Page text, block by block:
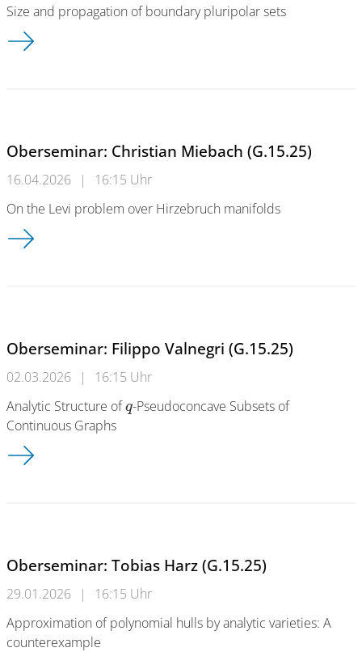
Size and propagation of boundary pluripolar sets
Oberseminar: Mårten Nilsson (G.15.25)
Oberseminar: Christian Miebach (G.15.25)
16.04.2026 |
16:15 Uhr
On the Levi problem over Hirzebruch manifolds
Oberseminar: Christian Miebach (G.15.25)
Oberseminar: Filippo Valnegri (G.15.25)
02.03.2026 |
16:15 Uhr
Analytic Structure ofq-Pseudoconcave Subsets of
Continuous Graphs
Oberseminar: Filippo Valnegri (G.15.25)
Oberseminar: Tobias Harz (G.15.25)
29.01.2026 |
16:15 Uhr
Approximation of polynomial hulls by analytic varieties: A
counterexample